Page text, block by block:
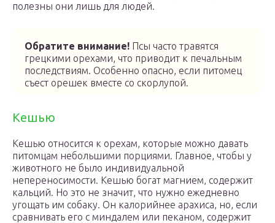
полезны они лишь для людей.
Обратите внимание! Псы часто травятся
грецкими орехами, что приводит к печальным
последствиям. Особенно опасно, если питомец
съест орешек вместе со скорлупой.
Кешью
Кешью относится к орехам, которые можно давать
питомцам небольшими порциями. Главное, чтобы у
животного не было индивидуальной
непереносимости. Кешью богат магнием, содержит
кальций. Но это не значит, что нужно ежедневно
угощать им собаку. Он калорийнее арахиса, но, если
сравнивать его с миндалем или пеканом, содержит